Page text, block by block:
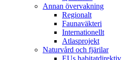
Annan övervakning
Regionalt
Faunaväkteri
Internationellt
Atlasprojekt
Naturvård och fjärilar
EUs habitatdirektiv